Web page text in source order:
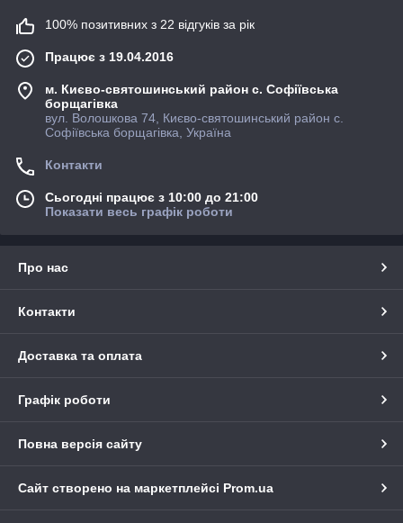
100% позитивних з 22 відгуків за рік
Працює з 19.04.2016
м. Києво-святошинський район с. Софіївська
борщагівка
вул. Волошкова 74, Києво-святошинський район с.
Софіївська борщагівка, Україна
Контакти
Сьогодні працює з 10:00 до 21:00
Показати весь графік роботи
Про нас
Контакти
Доставка та оплата
Графік роботи
Повна версія сайту
Сайт створено на маркетплейсі Prom.ua